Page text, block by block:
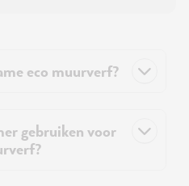
eco muurverf?
gebruiken voor